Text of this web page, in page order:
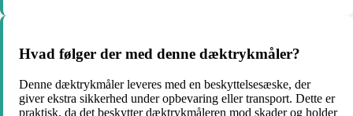
Hvad følger der med denne dæktrykmåler?
Denne dæktrykmåler leveres med en beskyttelsesæske, der
giver ekstra sikkerhed under opbevaring eller transport. Dette er
praktisk, da det beskytter dæktrykmåleren mod skader og holder